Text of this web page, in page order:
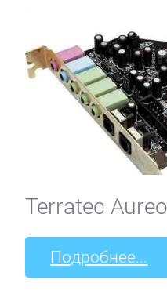
Terratec
Подробнее...